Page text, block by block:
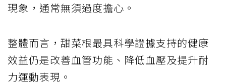
現象，通常無須過度擔心。
整體而言，甜菜根最具科學證據支持的健康
效益仍是改善血管功能、降低血壓及提升耐
力運動表現。